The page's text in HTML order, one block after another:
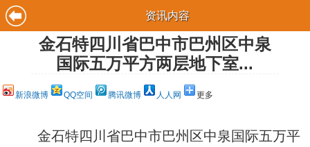
资讯内容
金石特四川省巴中市巴州区中泉
国际五万平方两层地下室...
新浪微博 QQ空间 腾讯微博 人人网 更多
金石特四川省巴中市巴州区中泉国际五万平